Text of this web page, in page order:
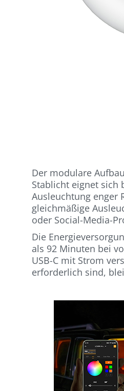
Der modulare
Stablicht eignet sich
Ausleuchtung enger
gleichmäßige
oder Social-Media-
Die
als 92 Minuten bei
USB-C mit Strom
erforderlich sind,